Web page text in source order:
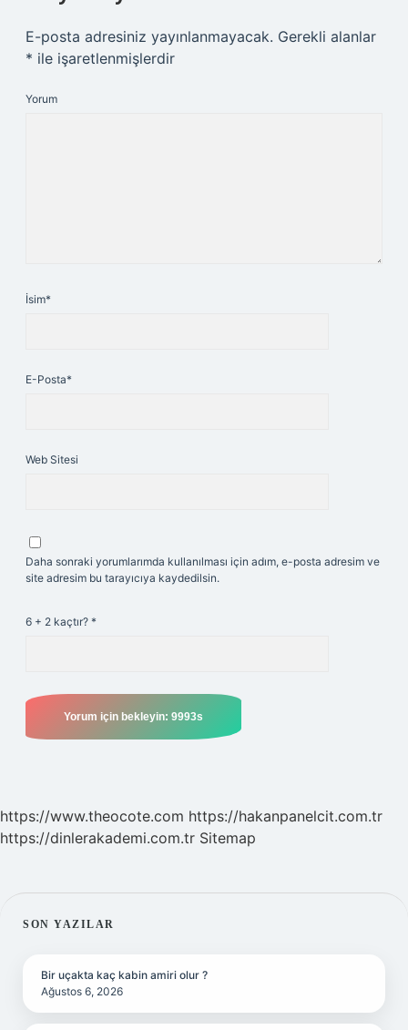
E-posta adresiniz yayınlanmayacak. Gerekli alanlar
* ile işaretlenmişlerdir
Yorum
İsim*
E-Posta*
Web Sitesi
Daha sonraki yorumlarımda kullanılması için adım, e-posta adresim ve
site adresim bu tarayıcıya kaydedilsin.
6 + 2 kaçtır? *
https://www.theocote.com https://hakanpanelcit.com.tr
https://dinlerakademi.com.tr Sitemap
SIDEBAR
SON YAZILAR
Bir uçakta kaç kabin amiri olur ?
Ağustos 6, 2026